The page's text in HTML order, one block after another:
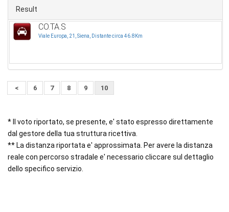
Result
CO.TA.S
Viale Europa, 21, Siena, Distante circa 46.8Km
< 6 7 8 9 10
* Il voto riportato, se presente, e' stato espresso direttamente
dal gestore della tua struttura ricettiva.
** La distanza riportata e' approssimata. Per avere la distanza
reale con percorso stradale e' necessario cliccare sul dettaglio
dello specifico servizio.